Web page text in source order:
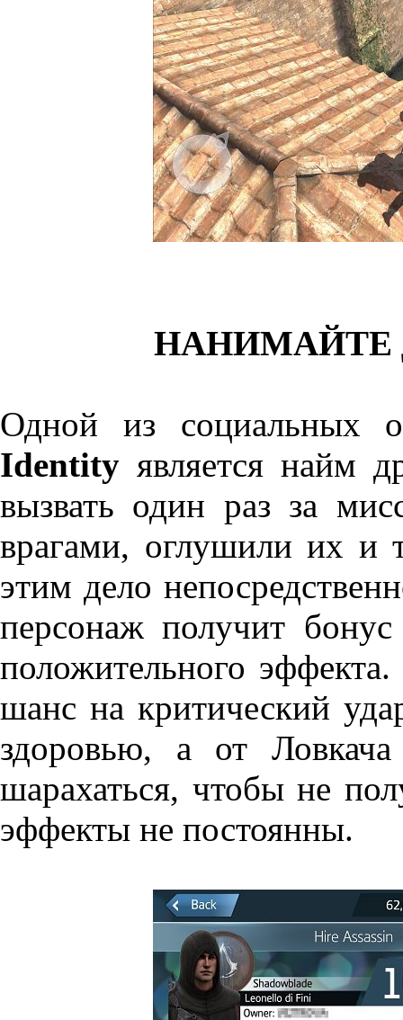
НАНИМАЙТЕ
Одной из социальных
Identity является найм
вызвать один раз за
врагами, оглушили их и
этим дело
персонаж получит бонус
положительного
шанс на критический
здоровью, а от
шарахаться, чтобы не
эффекты не постоянны.